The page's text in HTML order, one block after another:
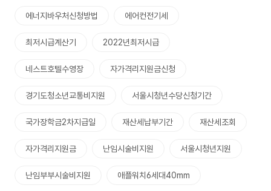
에너지바우처신청방법 에어컨전기세
최저시급계산기 2022년최저시급
네스트호텔수영장 자가격리지원금신청
경기도청소년교통비지원 서울시청년수당신청기간
국가장학금2차지급일 재산세납부기간 재산세조회
자가격리지원금 난임시술비지원 서울시청년지원
난임부부시술비지원 애플워치6세대40mm